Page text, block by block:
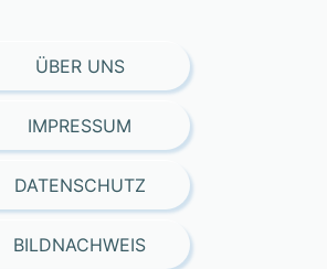
ÜBER UNS
IMPRESSUM
DATENSCHUTZ
BILDNACHWEIS